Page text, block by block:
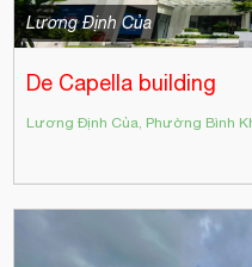
Lương Định Của
De Capella building
Lương Định Của, Phường Bình